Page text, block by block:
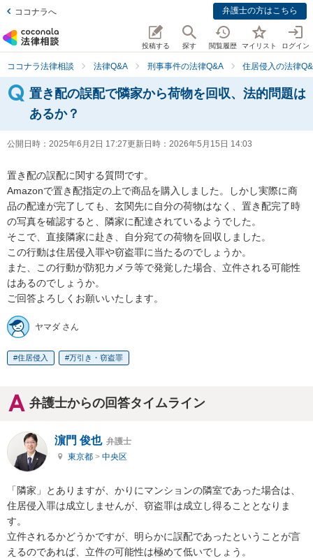
ココナラへ 弁護士の方はこちら
投稿する 探す 閲覧履歴 マイリスト ログイン
ココナラ法律相談 法律Q&A 刑事事件の法律Q&A 住居侵入の法律
置き配の誤配で隣家から荷物を回収、法的問題は
あるか？
公開日時： 2025年6月2日 17:27更新日時： 2026年5月15日 14:03
置き配の誤配に関する質問です。
Amazonで置き配指定の上で商品を購入しました。しかし実際に商
品の配達が完了しても、玄関先に自分の荷物はなく、置き配完了時
の写真を確認すると、隣家に配達されているようでした。
そこで、直接隣家に赴き、自分宛ての荷物を回収しました。
この行動は住居侵入罪や窃盗罪に当たるのでしょうか。
また、この行動が防犯カメラ等で発覚した場合、立件される可能性
はあるのでしょうか。
ご回答よろしくお願いいたします。
ヤマダ さん
住居侵入 万引き・窃盗罪
弁護士からの回答タイムライン
濵門 俊也 弁護士
東京都 > 中央区
「隣家」とありますが、かりにマンションの隣室であった場合は、
住居侵入罪は成立しませんが、窃盗罪は成立し得ることとなりま
す。
立件されるかどうかですが、明らかに誤配であったということが言
えるのであれば、立件の可能性は極めて低いでしょう。